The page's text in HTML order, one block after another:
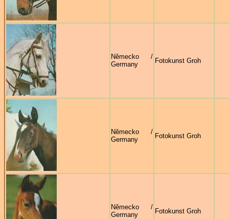
Německo /
Germany
Fotokunst Groh
Německo /
Germany
Fotokunst Groh
Německo /
Germany
Fotokunst Groh